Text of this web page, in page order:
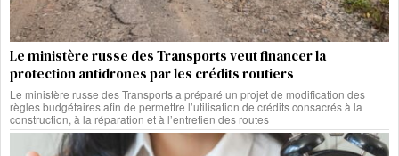
Le ministère russe des Transports veut financer la
protection antidrones par les crédits routiers
Le ministère russe des Transports a préparé un projet de modification des
règles budgétaires afin de permettre l’utilisation de crédits consacrés à la
construction, à la réparation et à l’entretien des routes